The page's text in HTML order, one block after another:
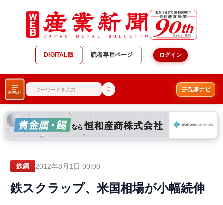
DIGITAL版 読者専用ページ ログイン
MENU
記事ナビ
鉄鋼 2012年8月1日 00:00
鉄スクラップ、米国相場が小幅続伸